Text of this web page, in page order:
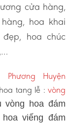
cửa hàng,
hoa khai
hoa chúc
Huyện
tang lễ :vòng
vòng hoa đám
viếng đám